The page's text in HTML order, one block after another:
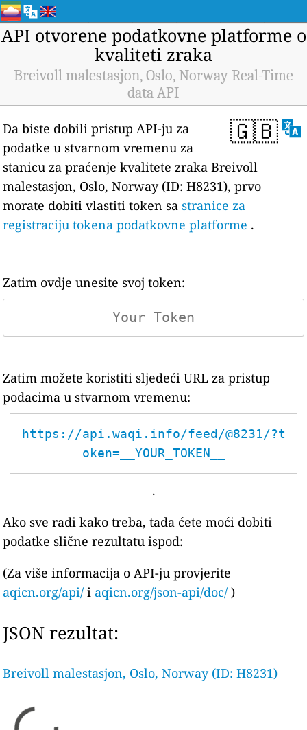
API otvorene podatkovne platforme o
kvaliteti zraka
Breivoll malestasjon, Oslo, Norway Real-Time
data API
🇬🇧
Da biste dobili pristup API-ju za
podatke u stvarnom vremenu za
stanicu za praćenje kvalitete zraka Breivoll
malestasjon, Oslo, Norway (ID: H8231), prvo
morate dobiti vlastiti token sastranice za
registraciju tokena podatkovne platforme .
Zatim ovdje unesite svoj token:
Zatim možete koristiti sljedeći URL za pristup
podacima u stvarnom vremenu:
https://api.waqi.info/feed/@8231/?t
oken=__YOUR_TOKEN__
.
Ako sve radi kako treba, tada ćete moći dobiti
podatke slične rezultatu ispod:
(Za više informacija o API-ju provjerite
aqicn.org/api/ i aqicn.org/json-api/doc/ )
JSON rezultat:
Breivoll malestasjon, Oslo, Norway (ID: H8231)